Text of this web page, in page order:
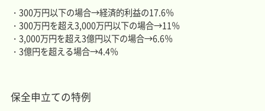
300万円以下の場合→経済的利益の17.6％
300万円を超え3,000万円以下の場合→11％
3,000万円を超え3億円以下の場合→6.6％
3億円を超える場合→4.4％
保全申立ての特例